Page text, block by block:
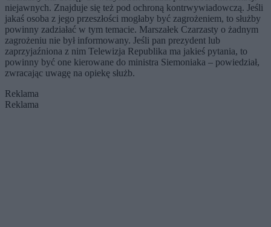
niejawnych. Znajduje się też pod ochroną kontrwywiadowczą. Jeśli
jakaś osoba z jego przeszłości mogłaby być zagrożeniem, to służby
powinny zadziałać w tym temacie. Marszałek Czarzasty o żadnym
zagrożeniu nie był informowany. Jeśli pan prezydent lub
zaprzyjaźniona z nim Telewizja Republika ma jakieś pytania, to
powinny być one kierowane do ministra Siemoniaka – powiedział,
zwracając uwagę na opiekę służb.
Reklama
Reklama